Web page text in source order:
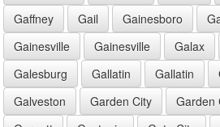
Gaffney
Gail Gainesboro
Gainesville
Gainesville Galax
Galesburg
Gallatin Gallatin
Galveston
Garden City Garden